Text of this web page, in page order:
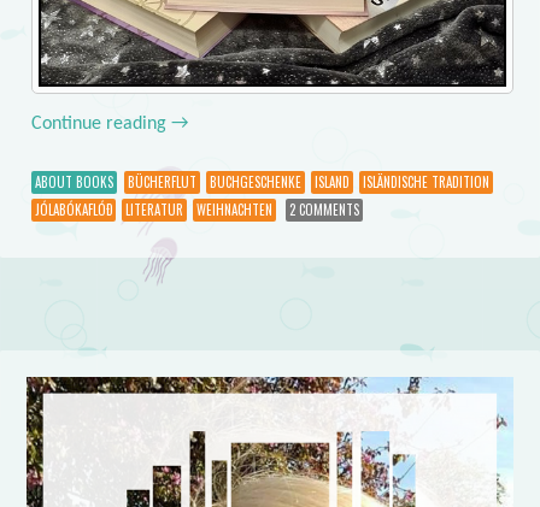
Continue reading →
ABOUT BOOKS BÜCHERFLUT BUCHGESCHENKE ISLAND
ISLÄNDISCHE TRADITION
JÓLABÓKAFLÓÐ
LITERATUR WEIHNACHTEN 2 COMMENTS
Post navigation